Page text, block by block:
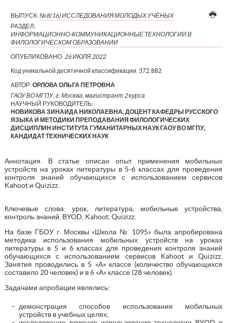
ВЫПУСК:№8(16) ИССЛЕДОВАНИЯ МОЛОДЫХ УЧЁНЫХ
РАЗДЕЛ:
ИНФОРМАЦИОННО-КОММУНИКАЦИОННЫЕ ТЕХНОЛОГИИ В
ФИЛОЛОГИЧЕСКОМ ОБРАЗОВАНИИ
ОПУБЛИКОВАНО: 26 ИЮЛЯ 2022
Код уникальной десятичной классификации: 372.882
АВТОР:ОРЛОВА ОЛЬГА ПЕТРОВНА
ГАОУ ВО МГПУ, г. Москва, магистрант 2 курса
НАУЧНЫЙ РУКОВОДИТЕЛЬ:
НОВИКОВА ЗИНАИДА НИКОЛАЕВНА, ДОЦЕНТ КАФЕДРЫ РУССКОГО
ЯЗЫКА И МЕТОДИКИ ПРЕПОДАВАНИЯ ФИЛОЛОГИЧЕСКИХ
ДИСЦИПЛИН ИНСТИТУТА ГУМАНИТАРНЫХ НАУК ГАОУ ВО МГПУ,
КАНДИДАТ ТЕХНИЧЕСКИХ НАУК
Аннотация. В статье описан опыт применения мобильных
устройств на уроках литературы в 5-6 классах для проведения
контроля знаний обучающихся с использованием сервисов
Kahoot и Quizizz.
Ключевые слова: урок, литература, мобильные устройства,
контроль знаний, BYOD, Kahoot, Quizizz.
На базе ГБОУ г. Москвы «Школа № 1095» была апробирована
методика использования мобильных устройств на уроках
литературы в 5 и 6 классах для проведения контроля знаний
обучающихся с использованием сервисов Kahoot и Quizizz.
Занятия проводились в 5 «А» классе (количество обучающихся
составило 20 человек) и в 6 «А» классе (28 человек).
Задачами апробации являлись:
демонстрация способов использования мобильных
устройств в учебных целях;